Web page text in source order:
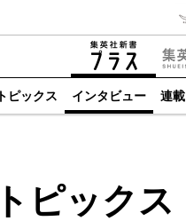
ピックス インタビュー 連載
ピックス